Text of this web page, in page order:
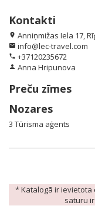
Kontakti
location_on Anniņmižas Iela 17,
email info@lec-travel.com
phone +37120235672
person Anna Hripunova
Preču zīmes
Nozares
3 Tūrisma aģents
* Katalogā ir
saturu